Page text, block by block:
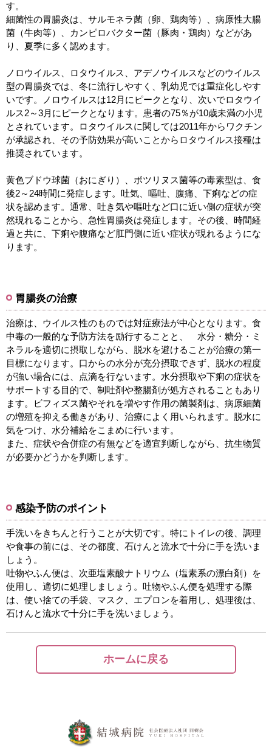
す。
細菌性の胃腸炎は、サルモネラ菌（卵、鶏肉等）、病原性大腸
菌（牛肉等）、カンピロバクター菌（豚肉・鶏肉）などがあ
り、夏季に多く認めます。
ノロウイルス、ロタウイルス、アデノウイルスなどのウイルス
型の胃腸炎では、冬に流行しやすく、乳幼児では重症化しやす
いです。ノロウイルスは12月にピークとなり、次いでロタウイ
ルス2～3月にピークとなります。患者の75％が10歳未満の小児
とされています。ロタウイルスに関しては2011年からワクチン
が承認され、その予防効果が高いことからロタウイルス接種は
推奨されています。
黄色ブドウ球菌（おにぎり）、ボツリヌス菌等の毒素型は、食
後2～24時間に発症します。吐気、嘔吐、腹痛、下痢などの症
状を認めます。通常、吐き気や嘔吐など口に近い側の症状が突
然現れることから、急性胃腸炎は発症します。その後、時間経
過と共に、下痢や腹痛など肛門側に近い症状が現れるようにな
ります。
胃腸炎の治療
治療は、ウイルス性のものでは対症療法が中心となります。食
中毒の一般的な予防方法を励行することと、 水分・糖分・ミ
ネラルを適切に摂取しながら、脱水を避けることが治療の第一
目標になります。口からの水分が充分摂取できず、脱水の程度
が強い場合には、点滴を行ないます。水分摂取や下痢の症状を
サポートする目的で、制吐剤や整腸剤が処方されることもあり
ます。ビフィズス菌やそれを増やす作用の菌製剤は、病原細菌
の増殖を抑える働きがあり、治療によく用いられます。脱水に
気をつけ、水分補給をこまめに行います。
また、症状や合併症の有無などを適宜判断しながら、抗生物質
が必要かどうかを判断します。
感染予防のポイント
手洗いをきちんと行うことが大切です。特にトイレの後、調理
や食事の前には、その都度、石けんと流水で十分に手を洗いま
しょう。
吐物やふん便は、次亜塩素酸ナトリウム（塩素系の漂白剤）を
使用し、適切に処理しましょう。吐物やふん便を処理する際
は、使い捨ての手袋、マスク、エプロンを着用し、処理後は、
石けんと流水で十分に手を洗いましょう。
ホームに戻る